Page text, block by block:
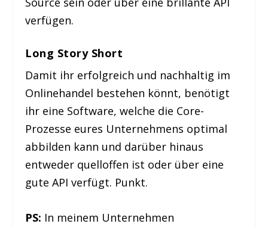
verfügen.
Long Story Short
Damit ihr erfolgreich und nachhaltig im
Onlinehandel bestehen könnt, benötigt
ihr eine Software, welche die Core-
Prozesse eures Unternehmens optimal
abbilden kann und darüber hinaus
entweder quelloffen ist oder über eine
gute API verfügt. Punkt.
PS: In meinem Unternehmen